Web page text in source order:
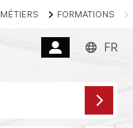
MÉTIERS FORMATIONS
FR